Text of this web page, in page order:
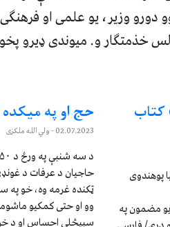
دورو وزیر، یو علمی او
و. میوندی ډیرو
کتاب
پوهندوی
مضمون په
حج او په
02.07.2023- ولي الله ملکزی
حاجیان د عرفات د
ټکنده غرمه وه، خو په
وو او حتی کمکیو
سپیڅلی احساس او د